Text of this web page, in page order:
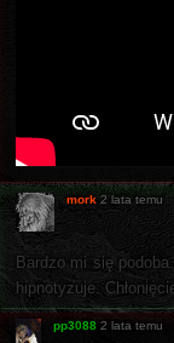
mork 2 lata temu
Bardzo mi się
hipnotyzuje.
pp3088 2 lata temu